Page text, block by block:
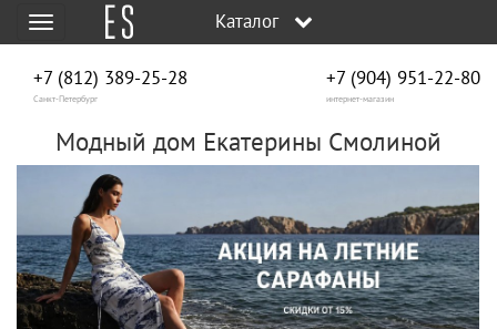
Меню Каталог
+7 (812) 389-25-28
Санкт-Петербург
+7 (904) 951‑22‑80
интернет-магазин
Модный дом Екатерины Смолиной